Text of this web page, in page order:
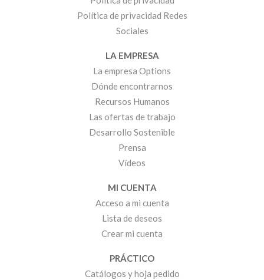
Política de privacidad Redes
Sociales
LA EMPRESA
La empresa Options
Dónde encontrarnos
Recursos Humanos
Las ofertas de trabajo
Desarrollo Sostenible
Prensa
Vídeos
MI CUENTA
Acceso a mi cuenta
Lista de deseos
Crear mi cuenta
PRÁCTICO
Catálogos y hoja pedido